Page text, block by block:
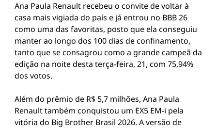
Ana Paula Renault recebeu o convite de voltar à
casa mais vigiada do país e já entrou no BBB 26
como uma das favoritas, posto que ela conseguiu
manter ao longo dos 100 dias de confinamento,
tanto que se consagrou como a grande campeã da
edição na noite desta terça-feira, 21, com 75,94%
dos votos.
Além do prêmio de R$ 5,7 milhões, Ana Paula
Renault também conquistou um EX5 EM-i pela
vitória do Big Brother Brasil 2026. A versão de